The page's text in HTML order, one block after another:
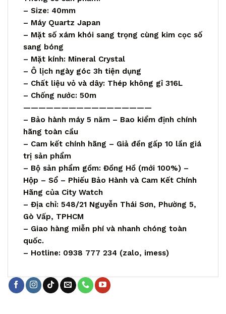
– Size: 40mm
– Máy Quartz Japan
– Mặt số xám khói sang trọng cùng kim cọc số
sang bóng
– Mặt kính: Mineral Crystal
– Ô lịch ngày góc 3h tiện dụng
– Chất liệu vỏ và dây: Thép không gỉ 316L
– Chống nước: 50m
—————————————————
– Bảo hành máy 5 năm – Bao kiểm định chính
hãng toàn cầu
– Cam kết chính hãng – Giả đền gấp 10 lần giá
trị sản phẩm
– Bộ sản phẩm gồm: Đồng Hồ (mới 100%) –
Hộp – Sổ – Phiếu Bảo Hành và Cam Kết Chính
Hãng của City Watch
– Địa chỉ: 548/21 Nguyễn Thái Sơn, Phường 5,
Gò Vấp, TPHCM
– Giao hàng miễn phí và nhanh chóng toàn
quốc.
– Hotline: 0938 777 234 (zalo, imess)